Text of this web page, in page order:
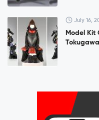
July 16,
Model Kit